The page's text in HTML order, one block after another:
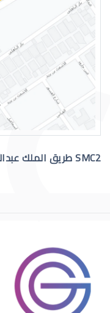
SMC2 طريق الملك عبدالله - الرياض